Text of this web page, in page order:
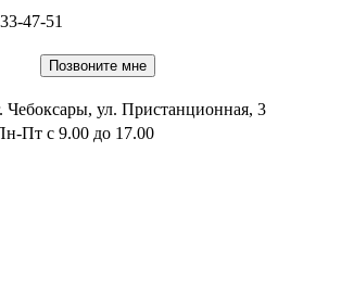
47-51
Позвоните мне
Чебоксары, ул. Пристанционная, 3
Пт с 9.00 до 17.00